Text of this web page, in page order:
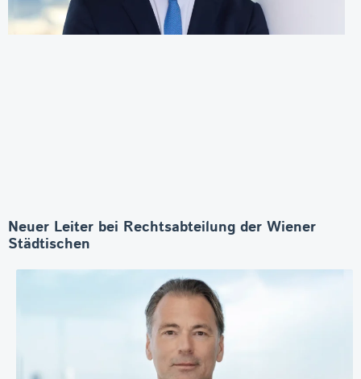
Neuer Leiter bei Rechtsabteilung der Wiener
Städtischen